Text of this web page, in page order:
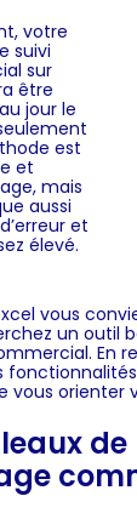
votre
suivi
sur
être
jour le
est
et
mais
aussi
et
élevé.
vous
un outil
En
vous orienter